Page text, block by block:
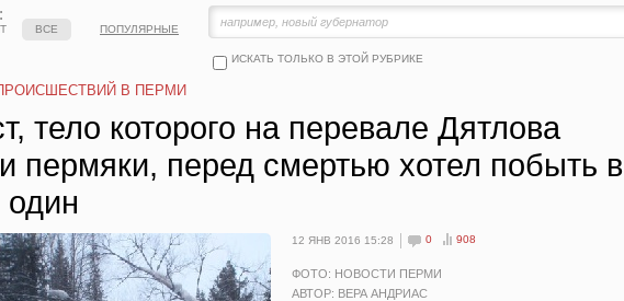
ИСКАТЬ ТОЛЬКО В ЭТОЙ РУБРИКЕ
ВСЕ ПОПУЛЯРНЫЕ
В ПЕРМИ
тело которого на перевале Дятлова
пермяки, перед смертью хотел побыть в
один
12 ЯНВ 2016 15:28 0 908
ФОТО: НОВОСТИ ПЕРМИ
АВТОР: ВЕРА АНДРИАС